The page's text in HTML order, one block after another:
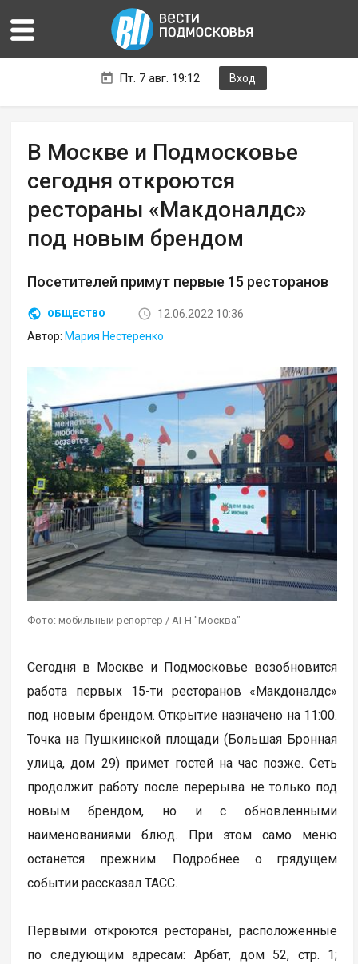
Пт. 7 авг. 19:12 Вход
В Москве и Подмосковье
сегодня откроются
рестораны «Макдоналдс»
под новым брендом
Посетителей примут первые 15 ресторанов
ОБЩЕСТВО
12.06.2022 10:36
Автор: Мария Нестеренко
Фото: мобильный репортер / АГН "Москва"
Сегодня в Москве и Подмосковье возобновится
работа первых 15-ти ресторанов «Макдоналдс»
под новым брендом. Открытие назначено на 11:00.
Точка на Пушкинской площади (Большая Бронная
улица, дом 29) примет гостей на час позже. Сеть
продолжит работу после перерыва не только под
новым брендом, но и с обновленными
наименованиями блюд. При этом само меню
останется прежним. Подробнее о грядущем
событии рассказал ТАСС.
Первыми откроются рестораны, расположенные
по следующим адресам: Арбат, дом 52, стр. 1;